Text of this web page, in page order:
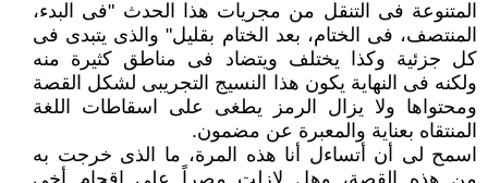
المتنوعة فى التنقل من مجريات هذا الحدث "فى البدء،
المنتصف، فى الختام، بعد الختام بقليل" والذى يتبدى فى
كل جزئية وكذا يختلف ويتضاد فى مناطق كثيرة منه
ولكنه فى النهاية يكون هذا النسيج التجريبى لشكل القصة
ومحتواها ولا يزال الرمز يطغى على اسقاطات اللغة
المنتقاه بعناية والمعبرة عن مضمون.
اسمح لى أن أتساءل أنا هذه المرة، ما الذى خرجت به